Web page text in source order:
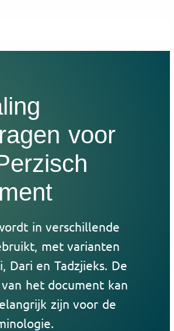
voor
in verschillende
met varianten
Dari en Tadzjieks. De
het document kan
zijn voor de